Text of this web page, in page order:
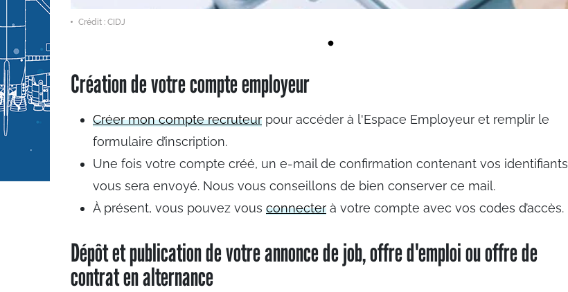
Crédit : CIDJ
Création de votre compte employeur
Créer mon compte recruteur pour accéder à l'Espace Employeur et remplir le
formulaire d’inscription.
Une fois votre compte créé, un e-mail de confirmation contenant vos identifiants
vous sera envoyé. Nous vous conseillons de bien conserver ce mail.
À présent, vous pouvez vous connecter à votre compte avec vos codes d’accès.
Dépôt et publication de votre annonce de job, offre d'emploi ou offre de
contrat en alternance